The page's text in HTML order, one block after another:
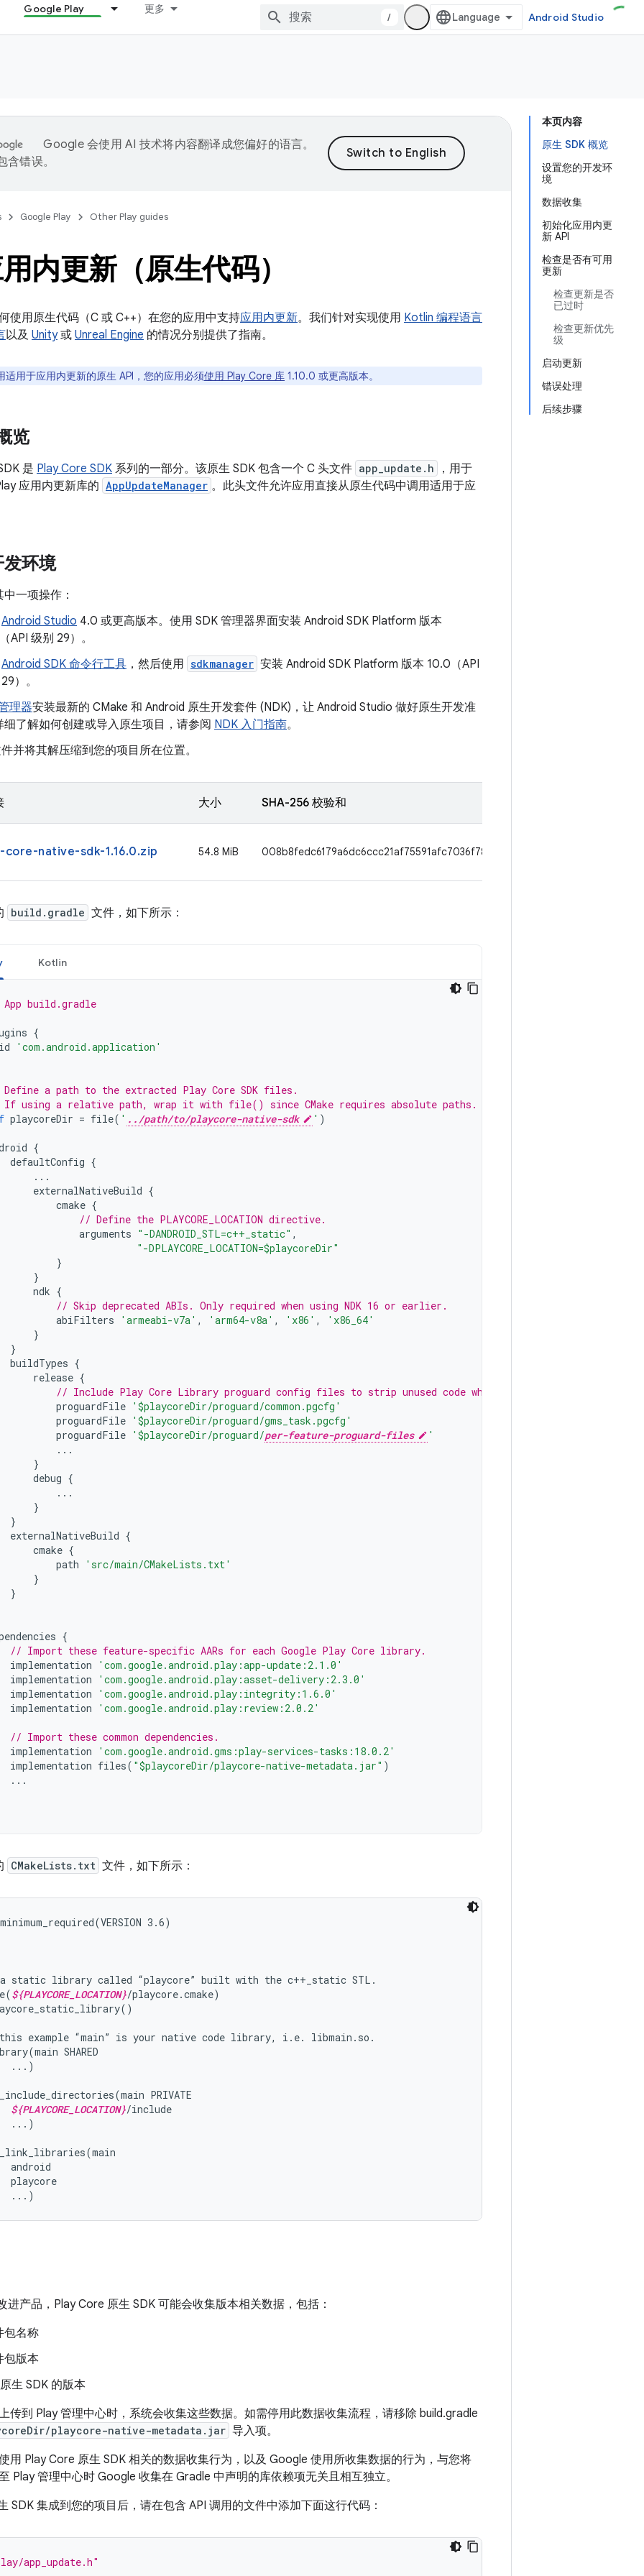
Google Play 更多
/ Android Studio
本页内容
原生 SDK 概览
设置您的开发环
境
数据收集
初始化应用内更
新 API
检查是否有可用
更新
检查更新是否
已过时
检查更新优先
级
启动更新
错误处理
后续步骤
Google 会使用 AI 技术将内容翻译成您偏好的语言。
含错误。
Google Play Other Play guides
内更新（原生代码）
使用原生代码（C 或 C++）在您的应用中支持应用内更新。我们针对实现使用 Kotlin 编程语言
以及 Unity或 Unreal Engine 的情况分别提供了指南。
适用于应用内更新的原生 API，您的应用必须使用 Play Core 库 1.10.0 或更高版本。
览
是 Play Core SDK 系列的一部分。该原生 SDK 包含一个 C 头文件 app_update.h
，用于
应用内更新库的 AppUpdateManager 。此头文件允许应用直接从原生代码中调用适用于应
环境
一项操作：
Android Studio 4.0 或更高版本。使用 SDK 管理器界面安装 Android SDK Platform 版本
API 级别 29）。
Android SDK 命令行工具 ，然后使用 sdkmanager 安装 Android SDK Platform 版本 10.0（API
）。
理器安装最新的 CMake 和 Android 原生开发套件 (NDK)，让 Android Studio 做好原生开发准
细了解如何创建或导入原生项目，请参阅 NDK 入门指南。
并将其解压缩到您的项目所在位置。
大小 SHA-256 校验和
core-native-sdk-1.16.0.zip 54.8 MiB 008b8fedc6179a6dc6ccc21af75591afc7036f78f3d5559d844f1b923934fef0
build.gradle 文件，如下所示：
Kotlin
build.gradle
{
'com.android.application'
a path to the extracted Play Core SDK files.
using a relative path, wrap it with file() since CMake requires absolute paths.
playcoreDir = file( ' ../path/to/playcore-native-sdk ' )
{
defaultConfig {
...
externalNativeBuild {
cmake {
// Define the PLAYCORE_LOCATION directive.
arguments "-DANDROID_STL=c++_static" ,
"-DPLAYCORE_LOCATION=$playcoreDir"
}
}
ndk {
// Skip deprecated ABIs. Only required when using NDK 16 or earlier.
abiFilters
'armeabi-v7a' , 'arm64-v8a' , 'x86' ,
'x86_64'
}
}
buildTypes {
release {
// Include Play Core Library proguard config files to strip unused code while retaining the Java
proguardFile '$playcoreDir/proguard/common.pgcfg'
proguardFile '$playcoreDir/proguard/gms_task.pgcfg'
proguardFile '$playcoreDir/proguard/per-feature-proguard-files
'
...
}
debug {
...
}
}
externalNativeBuild {
cmake {
path
'src/main/CMakeLists.txt'
}
}
{
// Import these feature-specific AARs for each Google Play Core library.
implementation
'com.google.android.play:app-update:2.1.0'
implementation
'com.google.android.play:asset-delivery:2.3.0'
implementation
'com.google.android.play:integrity:1.6.0'
implementation
'com.google.android.play:review:2.0.2'
// Import these common dependencies.
implementation
'com.google.android.gms:play-services-tasks:18.0.2'
implementation files( "$playcoreDir/playcore-native-metadata.jar" )
...
CMakeLists.txt 文件，如下所示：
3.6)
a static library called “playcore” built with the c++_static STL.
${PLAYCORE_LOCATION}/playcore.cmake)
example “main” is your native code library, i.e. libmain.so.
SHARED
...)
PRIVATE
${PLAYCORE_LOCATION}/include
...)
android
playcore
进产品，Play Core 原生 SDK 可能会收集版本相关数据，包括：
包名称
包版本
生 SDK 的版本
传到 Play 管理中心时，系统会收集这些数据。如需停用此数据收集流程，请移除 build.gradle
playcore-native-metadata.jar 导入项。
用 Play Core 原生 SDK 相关的数据收集行为，以及 Google 使用所收集数据的行为，与您将
Play 管理中心时 Google 收集在 Gradle 中声明的库依赖项无关且相互独立。
SDK 集成到您的项目后，请在包含 API 调用的文件中添加下面这行代码：
app_update.h"